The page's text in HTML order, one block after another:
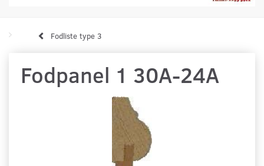
Fodliste type 3
Fodpanel 1 30A-24A